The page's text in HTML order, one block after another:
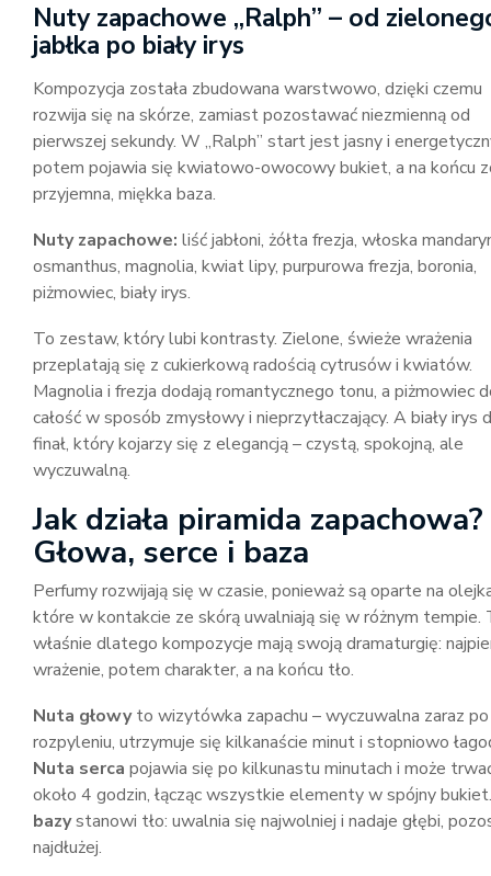
Nuty zapachowe „Ralph” – od
jabłka po biały irys
Kompozycja została zbudowana warstwowo, dzięki czemu
rozwija się na skórze, zamiast pozostawać niezmienną od
pierwszej sekundy. W „Ralph” start jest jasny i
potem pojawia się kwiatowo-owocowy bukiet, a na końcu
przyjemna, miękka baza.
Nuty zapachowe: liść jabłoni, żółta frezja, włoska
osmanthus, magnolia, kwiat lipy, purpurowa frezja, boronia,
piżmowiec, biały irys.
To zestaw, który lubi kontrasty. Zielone, świeże wrażenia
przeplatają się z cukierkową radością cytrusów i kwiatów.
Magnolia i frezja dodają romantycznego tonu, a piżmowiec
całość w sposób zmysłowy i nieprzytłaczający. A biały irys
finał, który kojarzy się z elegancją – czystą, spokojną, ale
wyczuwalną.
Jak działa piramida zapachowa?
Głowa, serce i baza
Perfumy rozwijają się w czasie, ponieważ są oparte na
które w kontakcie ze skórą uwalniają się w różnym tempie.
właśnie dlatego kompozycje mają swoją dramaturgię:
wrażenie, potem charakter, a na końcu tło.
Nuta głowyto wizytówka zapachu – wyczuwalna zaraz po
rozpyleniu, utrzymuje się kilkanaście minut i stopniowo
Nuta serca pojawia się po kilkunastu minutach i może
około 4 godzin, łącząc wszystkie elementy w spójny
bazystanowi tło: uwalnia się najwolniej i nadaje głębi,
najdłużej.